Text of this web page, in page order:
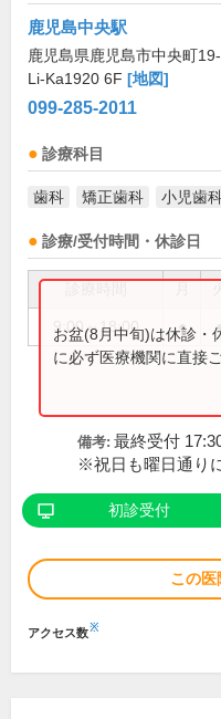
鹿児島中央駅
鹿児島県鹿児島市中央町
Li-Ka1920 6F [地図]
099-285-2011
診療科目
歯科 矯正歯科 小児歯
診療/受付時間・休診日
9:00～18:00 ●
お盆(8月中旬)は休診・
に必ず医療機関に直接
備考: 最終受付
※祝日も曜日通り
初診受付
この医
アクセス数※